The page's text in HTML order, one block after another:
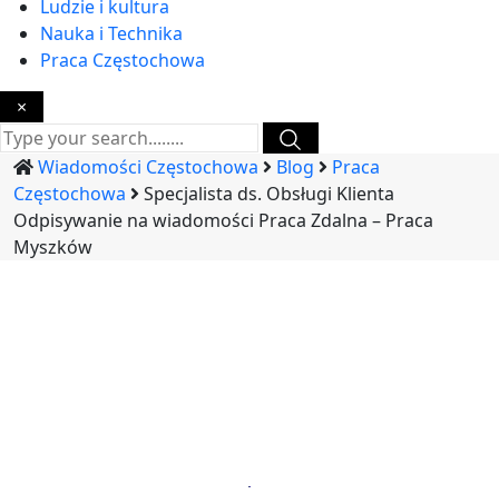
Ludzie i kultura
Nauka i Technika
Praca Częstochowa
×
Wiadomości Częstochowa Blog
Praca
Częstochowa
Specjalista ds. Obsługi Klienta
Odpisywanie na wiadomości Praca Zdalna – Praca
Myszków